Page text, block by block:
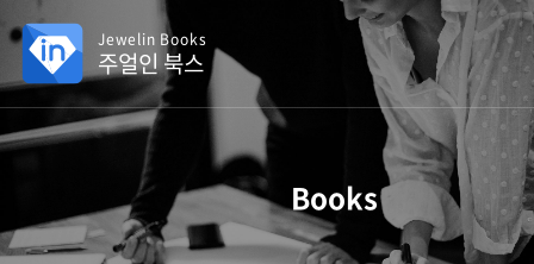
Jewelin Books
주얼인 북스
Books